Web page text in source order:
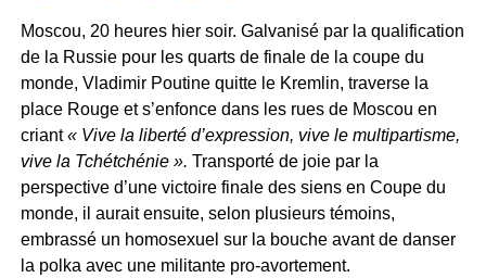
Moscou, 20 heures hier soir. Galvanisé par la qualification
de la Russie pour les quarts de finale de la coupe du
monde, Vladimir Poutine quitte le Kremlin, traverse la
place Rouge et s’enfonce dans les rues de Moscou en
criant« Vive la liberté d’expression, vive le multipartisme,
vive la Tchétchénie ». Transporté de joie par la
perspective d’une victoire finale des siens en Coupe du
monde, il aurait ensuite, selon plusieurs témoins,
embrassé un homosexuel sur la bouche avant de danser
la polka avec une militante pro-avortement.